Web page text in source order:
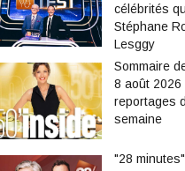
célébrités
Stéphane
Lesggy
Sommaire
8 août
reportages
semaine
"28